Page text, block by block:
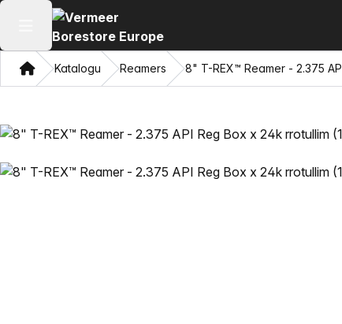
Hap menunë kryesore
ShqipKatalogu Reamers 8" T-REX™ Reamer - 2.375